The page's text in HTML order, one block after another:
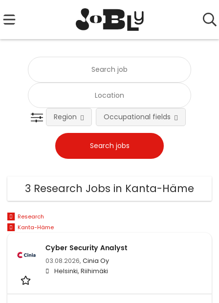
Region Occupational fields
3 Research Jobs in Kanta-Häme
Research
Kanta-Häme
Cyber Security Analyst
03.08.2026, Cinia Oy
Helsinki, Riihimäki